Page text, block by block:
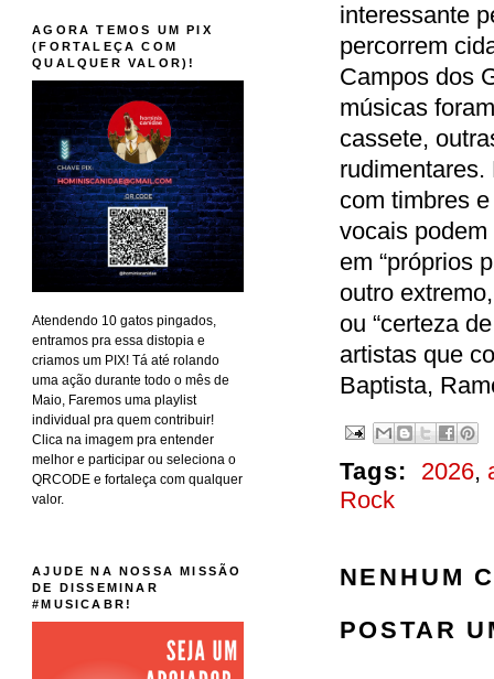
interessante
percorrem
Campos dos
músicas
cassete,
com timbres
vocais
em “próprios
outro
ou “certeza
artistas que
Baptista,
Tags: 2026,
Rock
NENHUM
POSTAR
AGORA TEMOS UM PIX
(FORTALEÇA COM
QUALQUER VALOR)!
Atendendo 10 gatos pingados,
entramos pra essa distopia e
criamos um PIX! Tá até rolando
uma ação durante todo o mês de
Maio, Faremos uma playlist
individual pra quem contribuir!
Clica na imagem pra entender
melhor e participar ou seleciona o
QRCODE e fortaleça com qualquer
valor.
AJUDE NA NOSSA MISSÃO
DE DISSEMINAR
#MUSICABR!